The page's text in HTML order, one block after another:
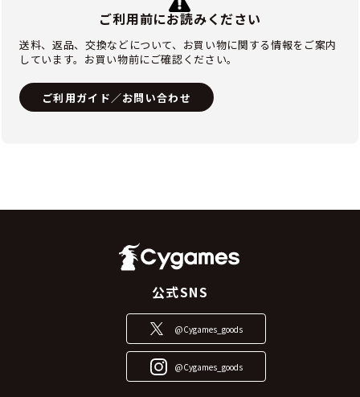
ご利用前にお読みください
送料、返品、交換などについて、お買い物に関する情報をご案内
しています。お買い物前にご確認ください。
ご利用ガイド／お問い合わせ
公式SNS
@Cygames_goods
@Cygames_goods